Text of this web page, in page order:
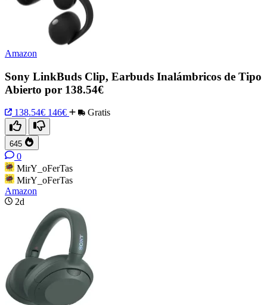
Amazon
Sony LinkBuds Clip, Earbuds Inalámbricos de Tipo
Abierto por 138.54€
138.54€ 146€ Gratis
645
0
MirY_oFerTas
MirY_oFerTas
Amazon
2d